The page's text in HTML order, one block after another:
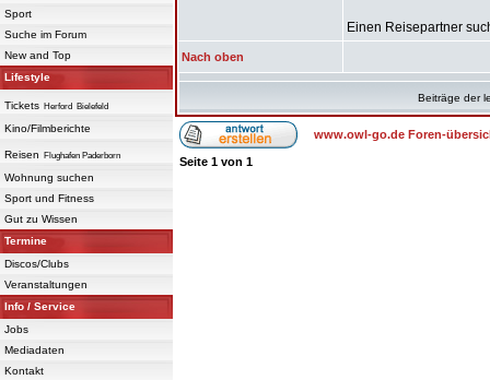
Sport
Suche im Forum
New and Top
Lifestyle
Tickets Herford Bielefeld
Kino/Filmberichte
Reisen Flughafen Paderborn
Wohnung suchen
Sport und Fitness
Gut zu Wissen
Termine
Discos/Clubs
Veranstaltungen
Info / Service
Jobs
Mediadaten
Kontakt
Einen Reisepartner
Nach oben
Beiträge der
www.owl-go.de Foren-
Seite 1 von 1